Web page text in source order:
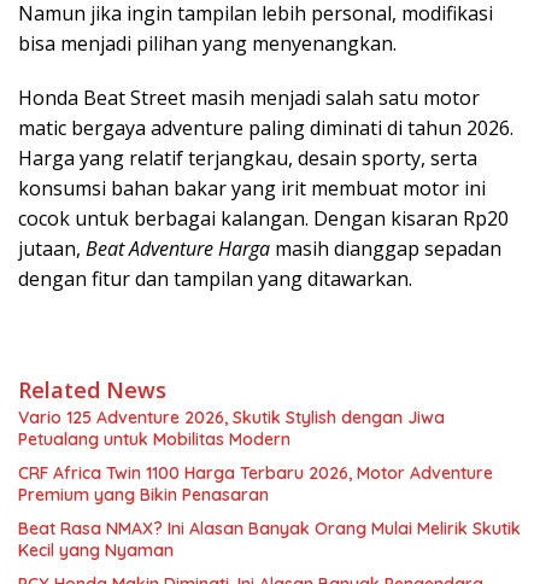
Namun jika ingin tampilan lebih personal, modifikasi
bisa menjadi pilihan yang menyenangkan.
Honda Beat Street masih menjadi salah satu motor
matic bergaya adventure paling diminati di tahun 2026.
Harga yang relatif terjangkau, desain sporty, serta
konsumsi bahan bakar yang irit membuat motor ini
cocok untuk berbagai kalangan. Dengan kisaran Rp20
jutaan, Beat Adventure Harga masih dianggap sepadan
dengan fitur dan tampilan yang ditawarkan.
Related News
Vario 125 Adventure 2026, Skutik Stylish dengan Jiwa
Petualang untuk Mobilitas Modern
CRF Africa Twin 1100 Harga Terbaru 2026, Motor Adventure
Premium yang Bikin Penasaran
Beat Rasa NMAX? Ini Alasan Banyak Orang Mulai Melirik Skutik
Kecil yang Nyaman